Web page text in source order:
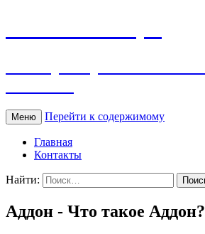
Меню Перейти к содержимому
Главная
Контакты
Найти:
Аддон - Что такое Аддон?